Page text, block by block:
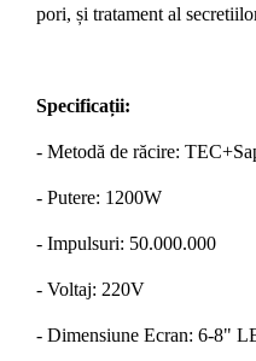
pori, și tratament al
Specificații:
- Metodă de răcire:
- Putere: 1200W
- Impulsuri: 50.000.000
- Voltaj: 220V
- Dimensiune Ecran: 6-8"